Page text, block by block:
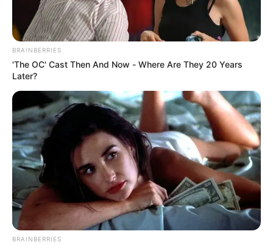
Capturan en Antioquia a
hombre buscado por
asesinar a machetazos a
una lideresa trans en Huila
CARGAR MÁS
TEMAS DESTACADOS
EMERGENCIAS POR LLUVIAS
FUERTES LLUVIAS
VIA AL LLANO
LIGA BETPLAY
METRO DE MEDELLÍN
CORTES DE LUZ
CORTES DE AGUA
FENÓMENO DEL NIÑO
BRAINBERRIES
'The OC' Cast Then And Now - Where Are They 20 Years
Later?
BRAINBERRIES